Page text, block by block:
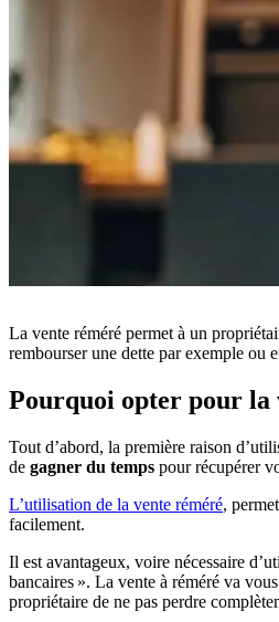
La vente réméré permet à un
rembourser une dette par exemple ou
Pourquoi opter pour la
Tout d’abord, la première raison
de gagner du temps pour récupérer
L’utilisation de la vente réméré,
facilement.
Il est avantageux, voire nécessaire
bancaires ». La vente à réméré va
propriétaire de ne pas perdre